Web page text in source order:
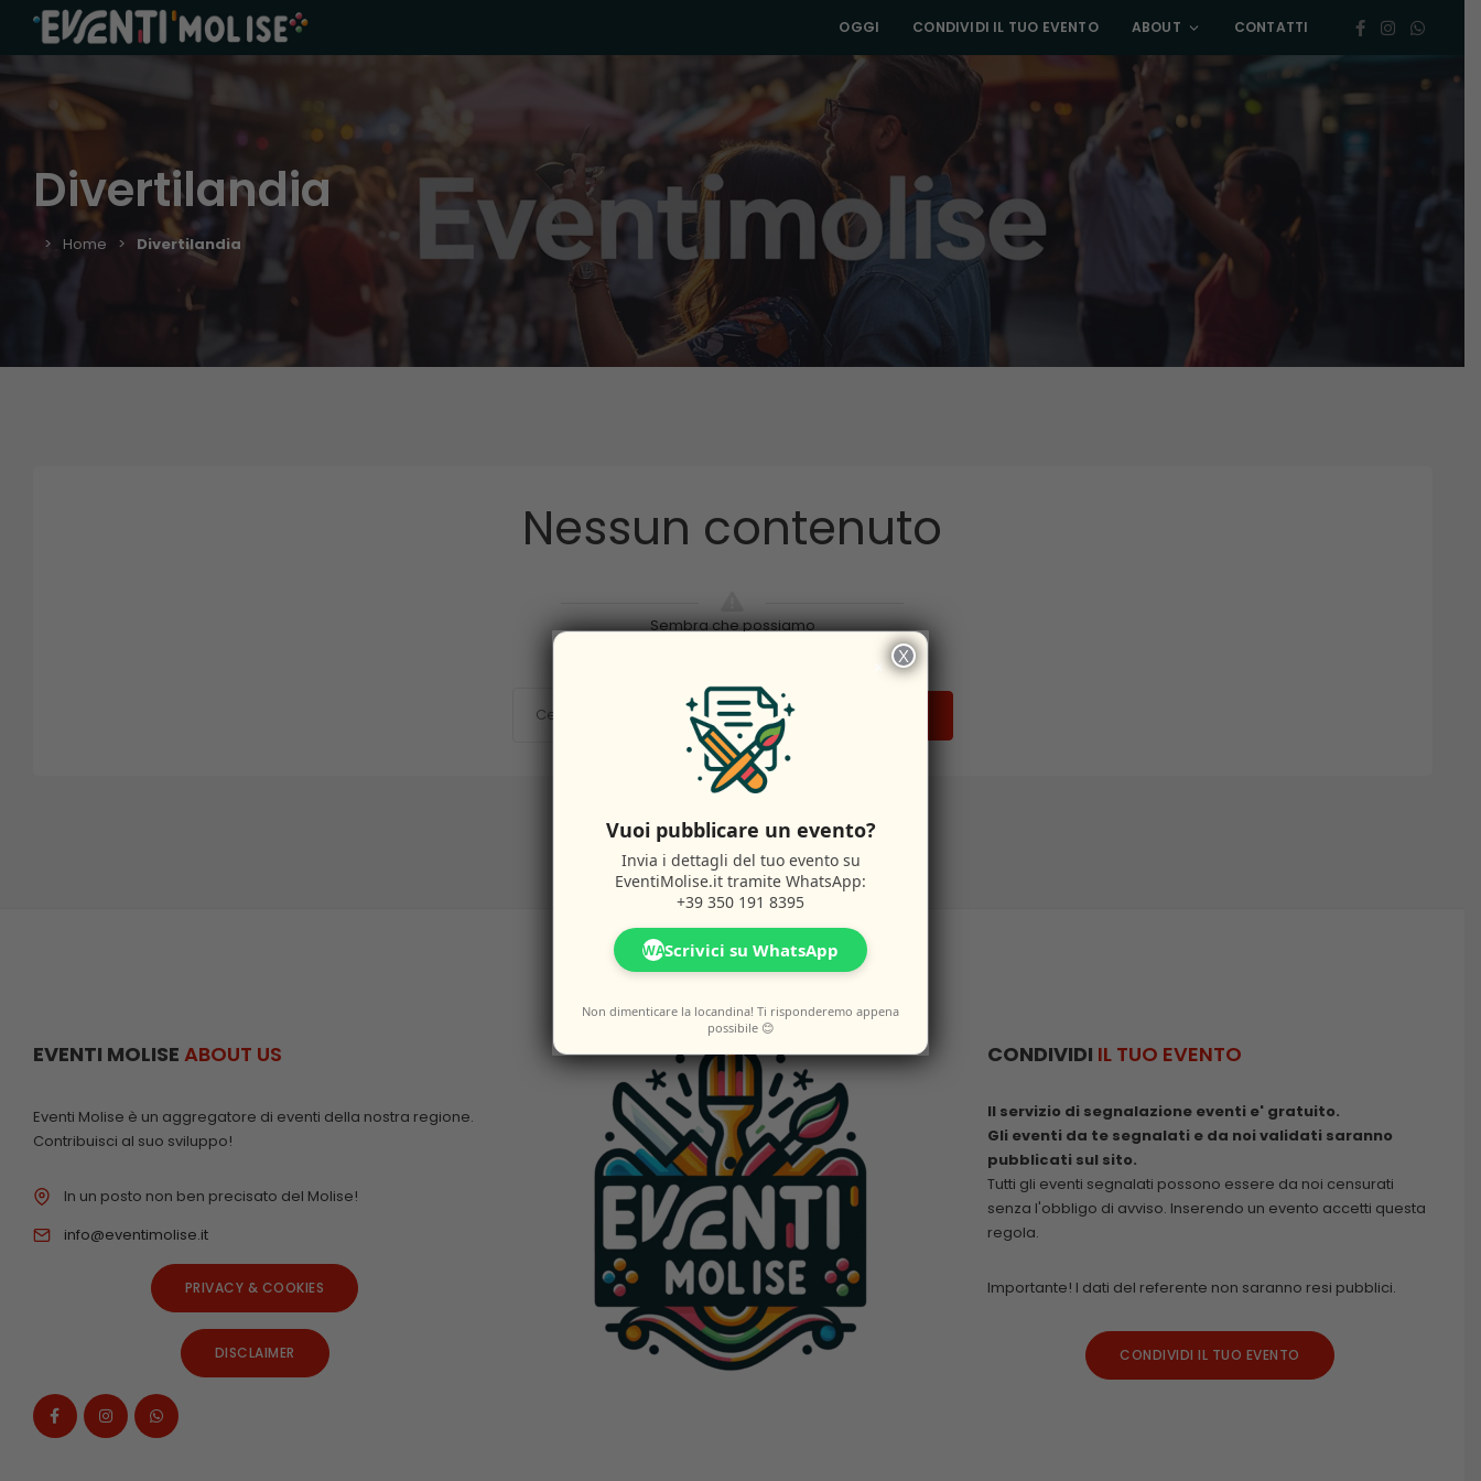
OGGI CONDIVIDI IL TUO EVENTO ABOUT CONTATTI
Divertilandia
Home Divertilandia
Nessun contenuto
Sembra che possiamo
EVENTI MOLISE ABOUT US
Eventi Molise è un aggregatore di eventi della nostra regione.
Contribuisci al suo sviluppo!
In un posto non ben precisato del Molise!
info@eventimolise.it
PRIVACY & COOKIES
DISCLAIMER
CONDIVIDI IL TUO EVENTO
Il servizio di segnalazione eventi e' gratuito.
Gli eventi da te segnalati e da noi validati saranno
pubblicati sul sito.
Tutti gli eventi segnalati possono essere da noi censurati
senza l'obbligo di avviso. Inserendo un evento accetti questa
regola.
Importante! I dati del referente non saranno resi pubblici.
CONDIVIDI IL TUO EVENTO
×
Vuoi pubblicare un evento?
Invia i dettagli del tuo evento su
EventiMolise.it tramite WhatsApp:
+39 350 191 8395
WAScrivici su WhatsApp
Non dimenticare la locandina! Ti risponderemo appena
possibile 😊
X